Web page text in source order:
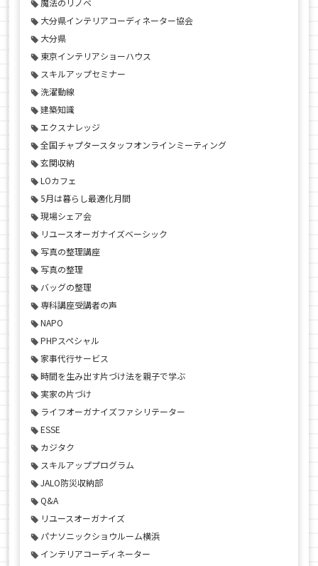
魔法のリノベ
大分県インテリアコーディネーター協会
大分県
東京インテリアショーハウス
スキルアップセミナー
洗濯動線
建築知識
エクスナレッジ
全国チャプタースタッフオンラインミーティング
玄関収納
LOカフェ
5月は暮らし最適化月間
現場シェア会
リユースオーガナイズベーシック
写真の整理講座
写真の整理
バッグの整理
専科講座受講者の声
NAPO
PHPスペシャル
家事代行サービス
時間を生み出す片づけ法を親子で学ぶ
実家の片づけ
ライフオーガナイズファシリテーター
ESSE
カジタク
スキルアッププログラム
JALO防災収納部
Q&A
リユースオーガナイズ
パナソニックショウルーム横浜
インテリアコーディネーター